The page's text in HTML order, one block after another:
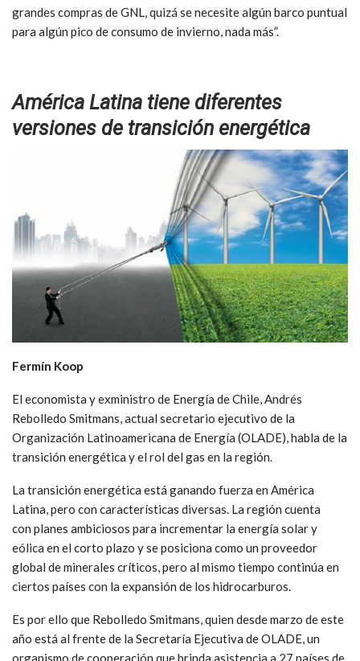
grandes compras de GNL, quizá se necesite algún barco puntual
para algún pico de consumo de invierno, nada más”.
América Latina tiene diferentes
versiones de transición energética
Fermín Koop
El economista y exministro de Energía de Chile, Andrés
Rebolledo Smitmans, actual secretario ejecutivo de la
Organización Latinoamericana de Energía (OLADE), habla de la
transición energética y el rol del gas en la región.
La transición energética está ganando fuerza en América
Latina, pero con características diversas. La región cuenta
con planes ambiciosos para incrementar la energía solar y
eólica en el corto plazo y se posiciona como un proveedor
global de minerales críticos, pero al mismo tiempo continúa en
ciertos países con la expansión de los hidrocarburos.
Es por ello que Rebolledo Smitmans, quien desde marzo de este
año está al frente de la Secretaría Ejecutiva de OLADE, un
organismo de cooperación que brinda asistencia a 27 países de